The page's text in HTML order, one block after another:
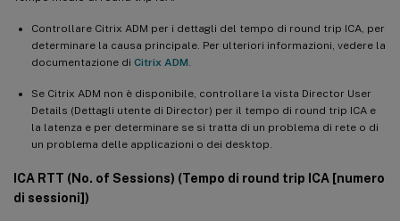
Controllare Citrix ADM per i dettagli del tempo di round trip ICA, per
determinare la causa principale. Per ulteriori informazioni, vedere la
documentazione di Citrix ADM.
Se Citrix ADM non è disponibile, controllare la vista Director User
Details (Dettagli utente di Director) per il tempo di round trip ICA e
la latenza e per determinare se si tratta di un problema di rete o di
un problema delle applicazioni o dei desktop.
ICA RTT (No. of Sessions) (Tempo di round trip ICA [numero
di sessioni])